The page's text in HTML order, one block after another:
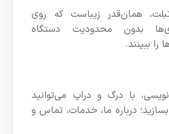
همان‌قدر زیباست که روی
بدون محدودیت دستگاه
را ببینند.
با درگ و دراپ می‌توانید
درباره ما، خدمات، تماس و